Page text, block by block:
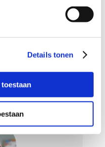
Details tonen
waar